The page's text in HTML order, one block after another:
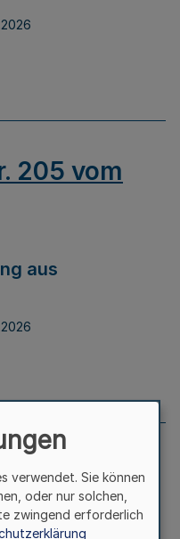
205 vom
aus
204 vom
verwendet. Sie können
oder nur solchen,
zwingend erforderlich